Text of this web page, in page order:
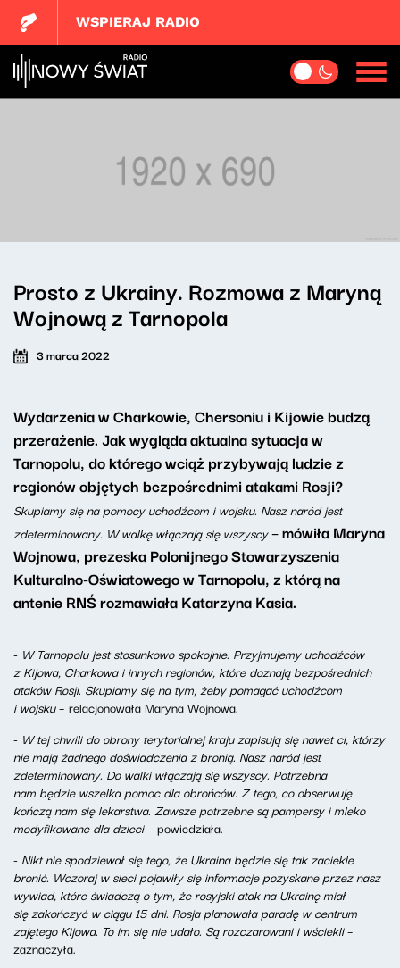
WSPIERAJ RADIO
Prosto z Ukrainy. Rozmowa z Maryną
Wojnową z Tarnopola
3 marca 2022
Wydarzenia w Charkowie, Chersoniu i Kijowie budzą
przerażenie. Jak wygląda aktualna sytuacja w
Tarnopolu, do którego wciąż przybywają ludzie z
regionów objętych bezpośrednimi atakami Rosji?
Skupiamy się na pomocy uchodźcom i wojsku. Nasz naród jest
zdeterminowany. W walkę włączają się wszyscy– mówiła Maryna
Wojnowa, prezeska Polonijnego Stowarzyszenia
Kulturalno-Oświatowego w Tarnopolu, z którą na
antenie RNŚ rozmawiała Katarzyna Kasia.
- W Tarnopolu jest stosunkowo spokojnie. Przyjmujemy uchodźców
z Kijowa, Charkowa i innych regionów, które doznają bezpośrednich
ataków Rosji. Skupiamy się na tym, żeby pomagać uchodźcom
i wojsku– relacjonowała Maryna Wojnowa.
- W tej chwili do obrony terytorialnej kraju zapisują się nawet ci, którzy
nie mają żadnego doświadczenia z bronią. Nasz naród jest
zdeterminowany. Do walki włączają się wszyscy. Potrzebna
nam będziewszelka pomoc dla obrońców. Z tego, co obserwuję
kończą nam sięlekarstwa. Zawsze potrzebne są pampersy i mleko
modyfikowane dla dzieci– powiedziała.
- Nikt nie spodziewał się tego, że Ukraina będzie się tak zaciekle
bronić. Wczoraj w sieci pojawiły się informacje pozyskane przez nasz
wywiad, które świadczą o tym, że rosyjski atak na Ukrainę miał
się zakończyć w ciągu 15 dni. Rosja planowała paradę w centrum
zajętego Kijowa. To im się nie udało. Są rozczarowani i wściekli–
zaznaczyła.